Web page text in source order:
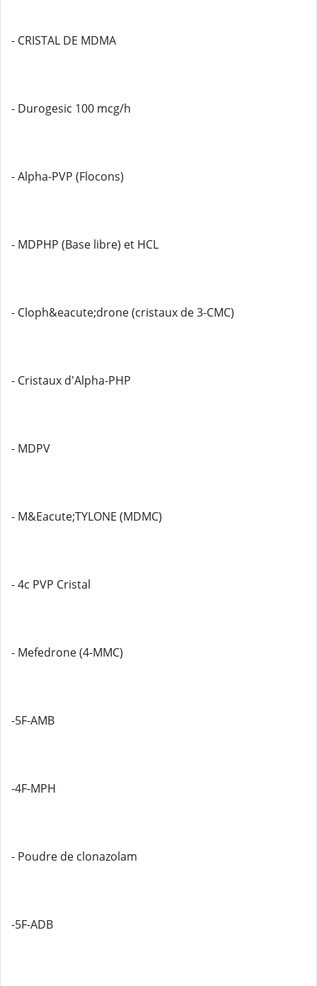
- CRISTAL DE MDMA
- Durogesic 100 mcg/h
- Alpha-PVP (Flocons)
- MDPHP (Base libre) et HCL
- Cloph&eacute;drone (cristaux de 3-CMC)
- Cristaux d'Alpha-PHP
- MDPV
- M&Eacute;TYLONE (MDMC)
- 4c PVP Cristal
- Mefedrone (4-MMC)
-5F-AMB
-4F-MPH
- Poudre de clonazolam
-5F-ADB